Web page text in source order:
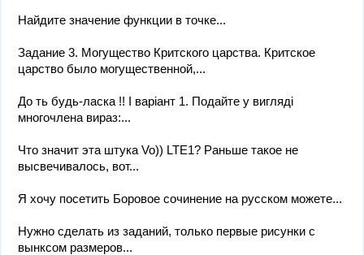
Найдите значение функции в точке​...
Задание 3. Могущество Критского царства. Критское
царство было могущественной,...
До ть будь-ласка !! І варіант 1. Подайте у вигляді
многочлена вираз:...
Что значит эта штука Vo)) LTE1? Раньше такое не
высвечивалось, вот...
Я хочу посетить Боровое сочинение на русском можете...
Нужно сделать из заданий, только первые рисунки с
вынксом размеров...